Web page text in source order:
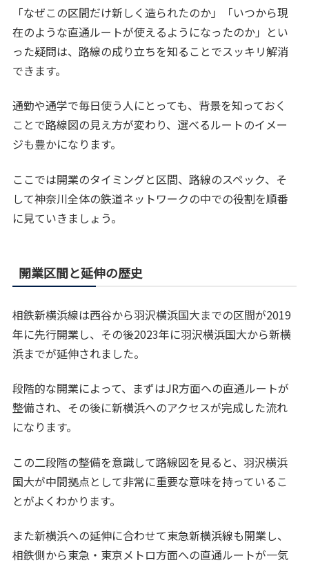
「なぜこの区間だけ新しく造られたのか」「いつから現
在のような直通ルートが使えるようになったのか」とい
った疑問は、路線の成り立ちを知ることでスッキリ解消
できます。
通勤や通学で毎日使う人にとっても、背景を知っておく
ことで路線図の見え方が変わり、選べるルートのイメー
ジも豊かになります。
ここでは開業のタイミングと区間、路線のスペック、そ
して神奈川全体の鉄道ネットワークの中での役割を順番
に見ていきましょう。
開業区間と延伸の歴史
相鉄新横浜線は西谷から羽沢横浜国大までの区間が2019
年に先行開業し、その後2023年に羽沢横浜国大から新横
浜までが延伸されました。
段階的な開業によって、まずはJR方面への直通ルートが
整備され、その後に新横浜へのアクセスが完成した流れ
になります。
この二段階の整備を意識して路線図を見ると、羽沢横浜
国大が中間拠点として非常に重要な意味を持っているこ
とがよくわかります。
また新横浜への延伸に合わせて東急新横浜線も開業し、
相鉄側から東急・東京メトロ方面への直通ルートが一気